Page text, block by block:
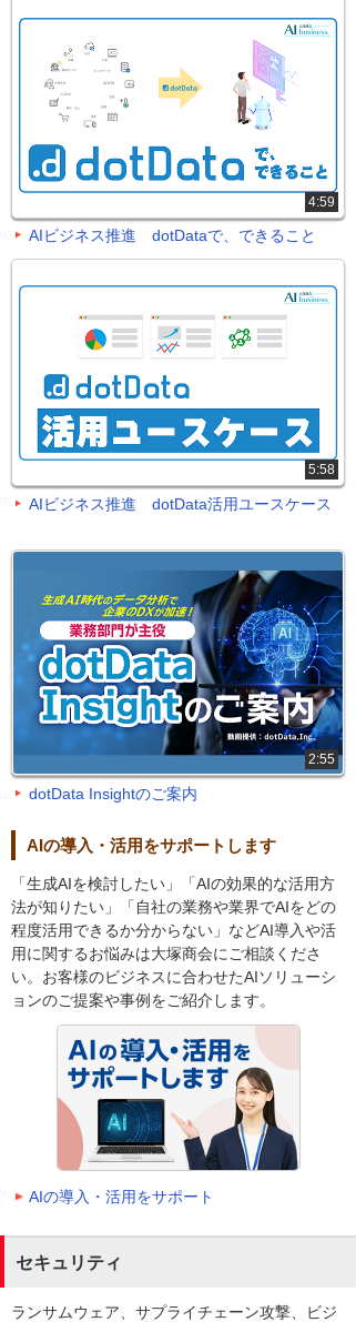
4:59
AIビジネス推進 dotDataで、できること
5:58
AIビジネス推進 dotData活用ユースケース
2:55
dotData Insightのご案内
AIの導入・活用をサポートします
「生成AIを検討したい」「AIの効果的な活用方
法が知りたい」「自社の業務や業界でAIをどの
程度活用できるか分からない」などAI導入や活
用に関するお悩みは大塚商会にご相談くださ
い。お客様のビジネスに合わせたAIソリューシ
ョンのご提案や事例をご紹介します。
AIの導入・活用をサポート
セキュリティ
ランサムウェア、サプライチェーン攻撃、ビジ